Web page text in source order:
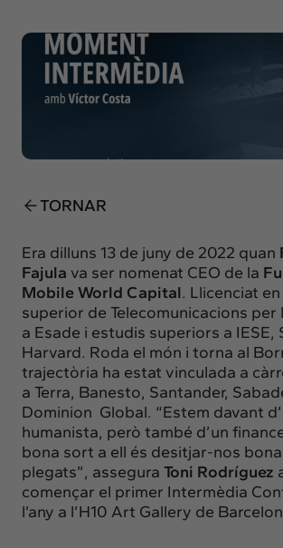
Interrelació
Clients
Insights
Intercanvi
TORNAR
Era dilluns 13 de juny de 2022 quan
Fajula va ser nomenat CEO de la
Mobile World Capital. Llicenciat
superior de Telecomunicacions per
a Esade i estudis superiors a IESE,
Harvard. Roda el món i torna al
trajectòria ha estat vinculada a
a Terra, Banesto, Santander,
Dominion Global. “Estem davant
humanista, però també d’un
bona sort a ell és desitjar-nos
plegats”, assegura Toni Rodríguez
començar el primer Intermèdia
l’any a l’H10 Art Gallery de